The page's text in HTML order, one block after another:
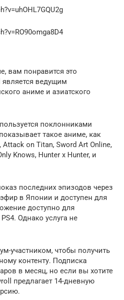
вам понравится это
ведущим
аниме и азиатского
поклонниками
такое аниме, как
Attack on Titan, Sword Art Online,
Knows, Hunter x Hunter, и
последних эпизодов через
в Японии и доступен для
доступно для
Однако услуга не
участником, чтобы получить
контенту. Подписка
в месяц, но если вы хотите
предлагает 14-дневную